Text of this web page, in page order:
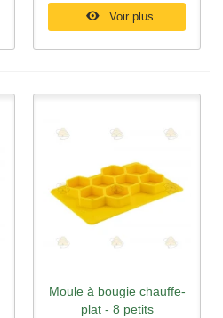
Voir plus
Moule à bougie chauffe-
plat - 8 petits